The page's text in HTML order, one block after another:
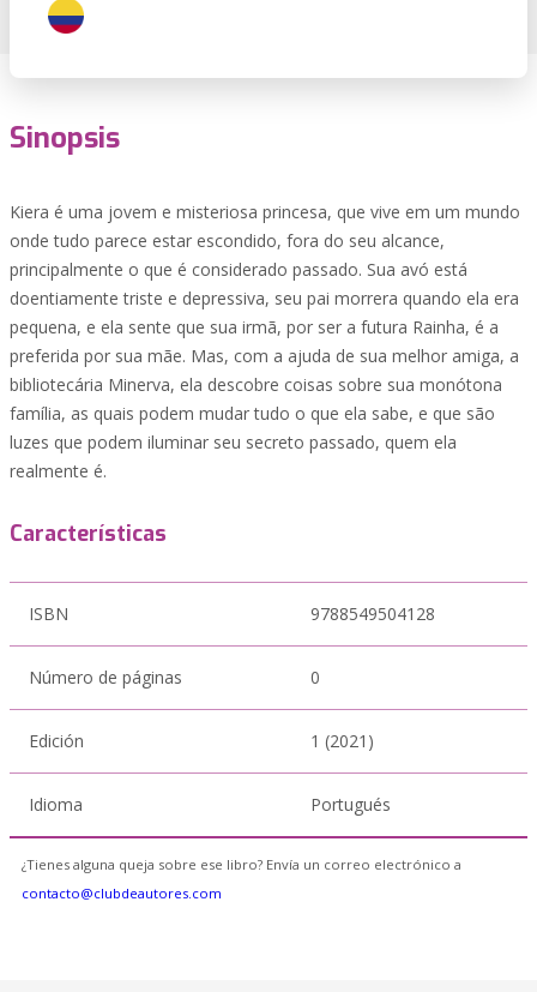
Sinopsis
Kiera é uma jovem e misteriosa princesa, que vive em um mundo
onde tudo parece estar escondido, fora do seu alcance,
principalmente o que é considerado passado. Sua avó está
doentiamente triste e depressiva, seu pai morrera quando ela era
pequena, e ela sente que sua irmã, por ser a futura Rainha, é a
preferida por sua mãe. Mas, com a ajuda de sua melhor amiga, a
bibliotecária Minerva, ela descobre coisas sobre sua monótona
família, as quais podem mudar tudo o que ela sabe, e que são
luzes que podem iluminar seu secreto passado, quem ela
realmente é.
Características
ISBN 9788549504128
Número de páginas 0
Edición 1 (2021)
Idioma Portugués
¿Tienes alguna queja sobre ese libro? Envía un correo electrónico a
contacto@clubdeautores.com